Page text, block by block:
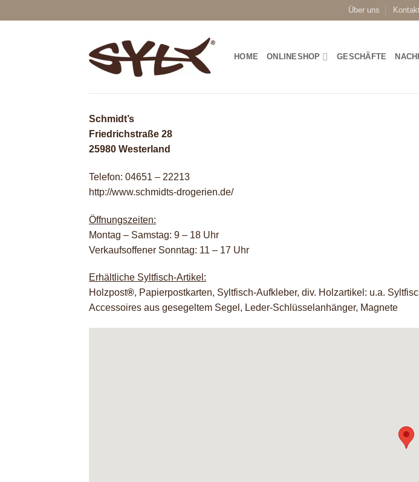
Inhalt
Über uns
HOME ONLINESHOP GESCHÄFTE
Schmidt’s
Friedrichstraße 28
25980 Westerland
Telefon: 04651 – 22213
http://www.schmidts-drogerien.de/
Öffnungszeiten:
Montag – Samstag: 9 – 18 Uhr
Verkaufsoffener Sonntag: 11 – 17 Uhr
Erhältliche Syltfisch-Artikel:
Holzpost®, Papierpostkarten, Syltfisch-Aufkleber, div. Holzartikel: u.a.
Accessoires aus gesegeltem Segel, Leder-Schlüsselanhänger, Magnete